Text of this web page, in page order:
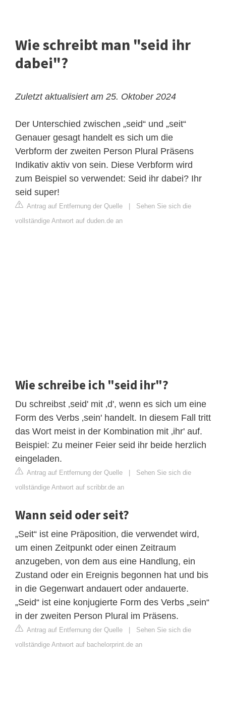
Wie schreibt man "seid ihr
dabei"?
Zuletzt aktualisiert am 25. Oktober 2024
Der Unterschied zwischen „seid“ und „seit“
Genauer gesagt handelt es sich um die
Verbform der zweiten Person Plural Präsens
Indikativ aktiv von sein. Diese Verbform wird
zum Beispiel so verwendet: Seid ihr dabei? Ihr
seid super!
Antrag auf Entfernung der Quelle
Sehen Sie sich die
vollständige Antwort auf duden.de an
Wie schreibe ich "seid ihr"?
Du schreibst ‚seid' mit ‚d', wenn es sich um eine
Form des Verbs ‚sein' handelt. In diesem Fall tritt
das Wort meist in der Kombination mit ‚ihr' auf.
Beispiel: Zu meiner Feier seid ihr beide herzlich
eingeladen.
Antrag auf Entfernung der Quelle
Sehen Sie sich die
vollständige Antwort auf scribbr.de an
Wann seid oder seit?
„Seit“ ist eine Präposition, die verwendet wird,
um einen Zeitpunkt oder einen Zeitraum
anzugeben, von dem aus eine Handlung, ein
Zustand oder ein Ereignis begonnen hat und bis
in die Gegenwart andauert oder andauerte.
„Seid“ ist eine konjugierte Form des Verbs „sein“
in der zweiten Person Plural im Präsens.
Antrag auf Entfernung der Quelle
Sehen Sie sich die
vollständige Antwort auf bachelorprint.de an